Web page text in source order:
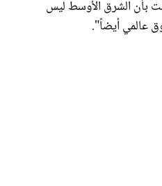
بأن الشرق الأوسط ليس
عالمي أيضاً".